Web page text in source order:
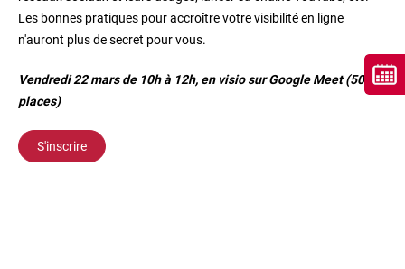
Les bonnes pratiques pour accroître votre visibilité en ligne
n'auront plus de secret pour vous.
Vendredi 22 mars de 10h à 12h, en visio sur Google Meet (50
places)
S'inscrire